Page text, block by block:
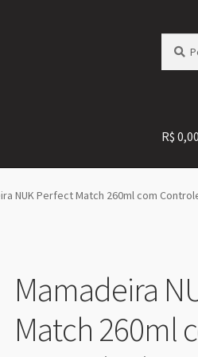
por:
R$ 0,00
NUK Perfect Match 260ml com
Mamadeira
Match 260ml